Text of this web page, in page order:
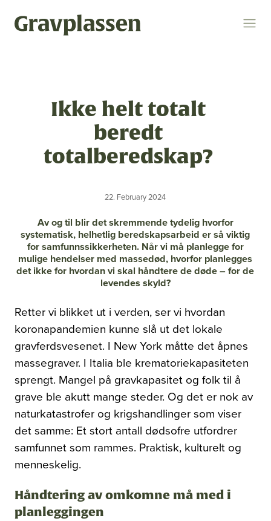
statsforvalteren kremasjon
gravplassforeningen
Gravplassen
Bli medlem
Om oss
Annonsering
Ledige stillinger
Ikke helt totalt
beredt
totalberedskap?
22. February 2024
Av og til blir det skremmende tydelig hvorfor
systematisk, helhetlig beredskapsarbeid er så viktig
for samfunnssikkerheten. Når vi må planlegge for
mulige hendelser med massedød, hvorfor planlegges
det ikke for hvordan vi skal håndtere de døde – for de
levendes skyld?
Retter vi blikket ut i verden, ser vi hvordan
koronapandemien kunne slå ut det lokale
gravferdsvesenet. I New York måtte det åpnes
massegraver. I Italia ble krematoriekapasiteten
sprengt. Mangel på gravkapasitet og folk til å
grave ble akutt mange steder. Og det er nok av
naturkatastrofer og krigshandlinger som viser
det samme: Et stort antall dødsofre utfordrer
samfunnet som rammes. Praktisk, kulturelt og
menneskelig.
Håndtering av omkomne må med i
planleggingen